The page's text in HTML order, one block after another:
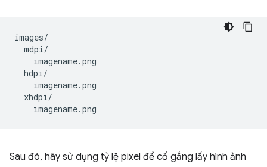
images/
  mdpi/
    imagename.png
  hdpi/
    imagename.png
  xhdpi/
Sau đó, hãy sử dụng tỷ lệ pixel để cố gắng lấy hình ảnh